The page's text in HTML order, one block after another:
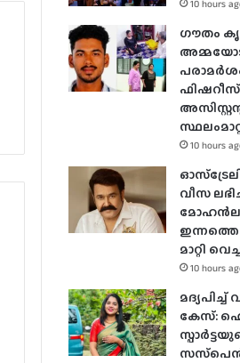
10 hours
ഗൗതം
അമ്മയോട്
ഫിഷറീസ്
10 hours
വീസ
മാറ്റി
10 hours
മദ്യപിച്ച്
കേസ്: